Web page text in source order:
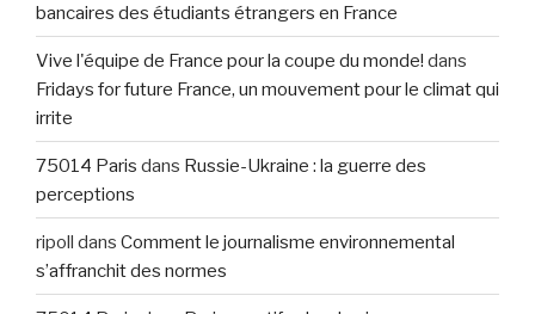
bancaires des étudiants étrangers en France
Vive l'équipe de France pour la coupe du monde! dans
Fridays for future France, un mouvement pour le climat qui
irrite
75014 Paris dans Russie-Ukraine : la guerre des
perceptions
ripoll dans Comment le journalisme environnemental
s’affranchit des normes